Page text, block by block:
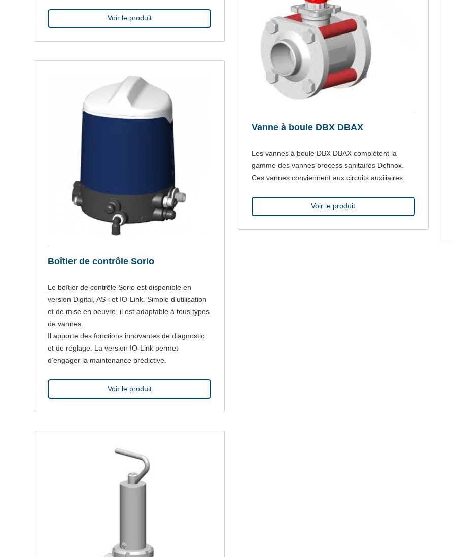
Voir le produit
Boîtier de contrôle Sorio
Le boîtier de contrôle Sorio est disponible en
version Digital, AS-i et IO-Link. Simple d’utilisation
et de mise en oeuvre, il est adaptable à tous types
de vannes.
Il apporte des fonctions innovantes de diagnostic
et de réglage. La version IO-Link permet
d’engager la maintenance prédictive.
Voir le produit
Vanne à boule DBX DBAX
Les vannes à boule DBX DBAX complètent la
gamme des vannes process sanitaires Definox.
Ces vannes conviennent aux circuits auxiliaires.
Voir le produit